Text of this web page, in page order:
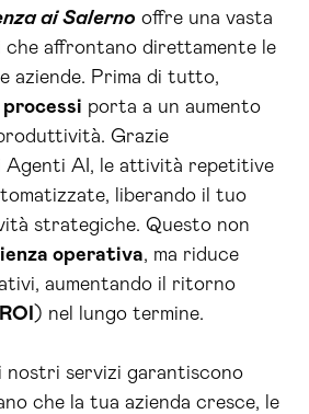
ai Salerno offre una vasta
che affrontano direttamente le
aziende. Prima di tutto,
processi porta a un aumento
Grazie
Agenti AI, le attività repetitive
liberando il tuo
strategiche. Questo non
operativa, ma riduce
aumentando il ritorno
ROI ) nel lungo termine.
nostri servizi garantiscono
che la tua azienda cresce, le